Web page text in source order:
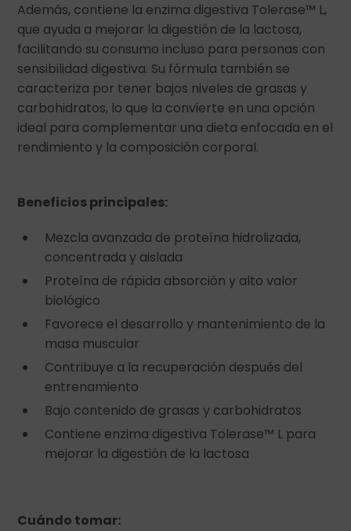
Además, contiene la enzima digestiva Tolerase™ L,
que ayuda a mejorar la digestión de la lactosa,
facilitando su consumo incluso para personas con
sensibilidad digestiva. Su fórmula también se
caracteriza por tener bajos niveles de grasas y
carbohidratos, lo que la convierte en una opción
ideal para complementar una dieta enfocada en el
rendimiento y la composición corporal.
Beneficios principales:
Mezcla avanzada de proteína hidrolizada,
concentrada y aislada
Proteína de rápida absorción y alto valor
biológico
Favorece el desarrollo y mantenimiento de la
masa muscular
Contribuye a la recuperación después del
entrenamiento
Bajo contenido de grasas y carbohidratos
Contiene enzima digestiva Tolerase™ L para
mejorar la digestión de la lactosa
Cuándo tomar: